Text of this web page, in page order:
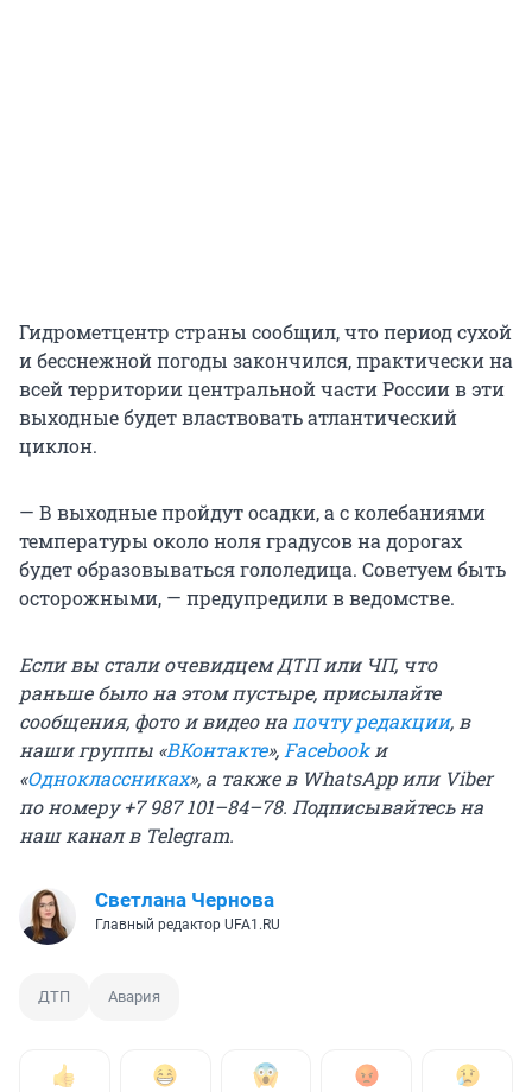
Гидрометцентр страны сообщил, что период сухой
и бесснежной погоды закончился, практически на
всей территории центральной части России в эти
выходные будет властвовать атлантический
циклон.
— В выходные пройдут осадки, а с колебаниями
температуры около ноля градусов на дорогах
будет образовываться гололедица. Советуем быть
осторожными, — предупредили в ведомстве.
Если вы стали очевидцем ДТП или ЧП, что
раньше было на этом пустыре, присылайте
сообщения, фото и видео на почту редакции, в
наши группы «ВКонтакте», Facebookи
«Одноклассниках», а также в WhatsApp или Viber
по номеру +7 987 101–84–78. Подписывайтесь на
наш канал в Telegram.
Светлана Чернова
Главный редактор UFA1.RU
ДТП Авария